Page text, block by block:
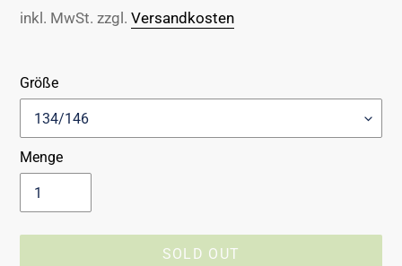
Preis
inkl. MwSt. zzgl. Versandkosten
Größe
Menge
SOLD OUT